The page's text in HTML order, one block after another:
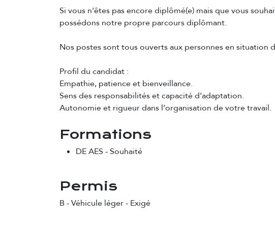
Si vous n'êtes pas encore diplômé(e) mais que vous
possédons notre propre parcours diplômant.
Nos postes sont tous ouverts aux personnes en situation
Profil du candidat :
Empathie, patience et bienveillance.
Sens des responsabilités et capacité d’adaptation.
Autonomie et rigueur dans l’organisation de votre travail.
Formations
DE AES -Souhaité
Permis
B - Véhicule léger- Exigé